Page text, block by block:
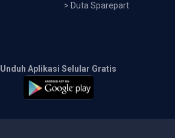
> Duta Sparepart
Unduh Aplikasi Selular Gratis